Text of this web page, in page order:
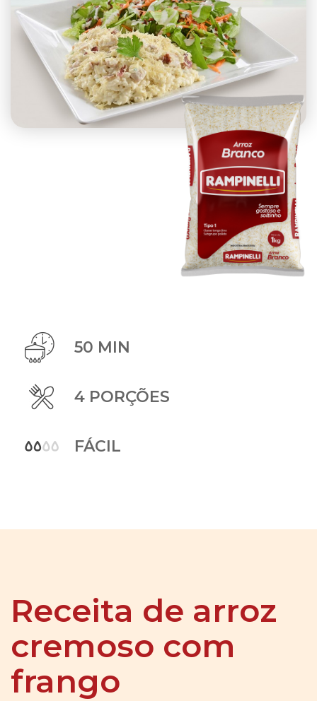
50 MIN
4 PORÇÕES
FÁCIL
Receita de arroz
cremoso com
frango